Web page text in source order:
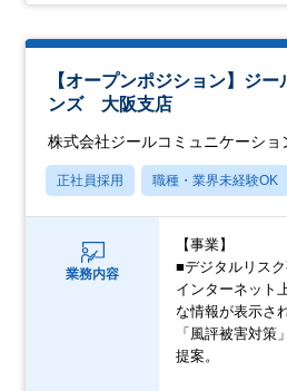
【オープンポジション】ジ
ンズ 大阪支店
株式会社ジールコミュニケーショ
正社員採用 職種・業界未経験OK
業務内容
【事業】
■デジタルリス
インターネット
な情報が表示さ
「風評被害対策
提案。